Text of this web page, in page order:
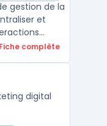
gestion de la
et
Ce logiciel
client, tout
Fiche complète
digital